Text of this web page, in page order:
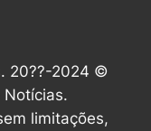
20??-2024 ©
Notícias.
limitações,